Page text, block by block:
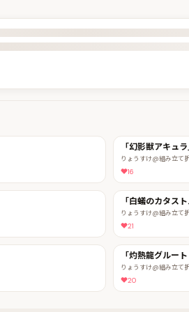
「幻影獣アキュ
りょうすけ@組み立
16
「白蟻のカタス
りょうすけ@組み立
21
「灼熱龍グルー
りょうすけ@組み立
20